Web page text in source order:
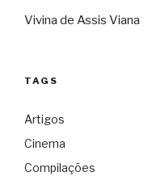
Vivina de Assis Viana
TAGS
Artigos
Cinema
Compilações